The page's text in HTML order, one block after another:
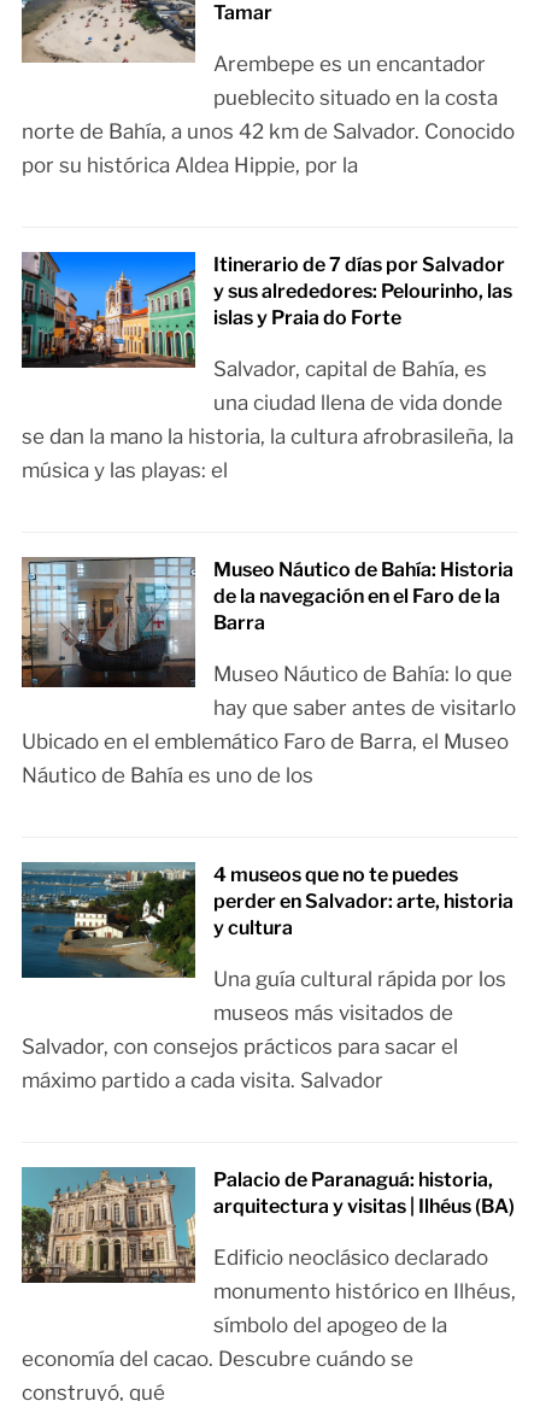
Tamar
Arembepe es un encantador
pueblecito situado en la costa
norte de Bahía, a unos 42 km de Salvador. Conocido
por su histórica Aldea Hippie, por la
Itinerario de 7 días por Salvador
y sus alrededores: Pelourinho, las
islas y Praia do Forte
Salvador, capital de Bahía, es
una ciudad llena de vida donde
se dan la mano la historia, la cultura afrobrasileña, la
música y las playas: el
Museo Náutico de Bahía: Historia
de la navegación en el Faro de la
Barra
Museo Náutico de Bahía: lo que
hay que saber antes de visitarlo
Ubicado en el emblemático Faro de Barra, el Museo
Náutico de Bahía es uno de los
4 museos que no te puedes
perder en Salvador: arte, historia
y cultura
Una guía cultural rápida por los
museos más visitados de
Salvador, con consejos prácticos para sacar el
máximo partido a cada visita. Salvador
Palacio de Paranaguá: historia,
arquitectura y visitas | Ilhéus (BA)
Edificio neoclásico declarado
monumento histórico en Ilhéus,
símbolo del apogeo de la
economía del cacao. Descubre cuándo se
construyó, qué